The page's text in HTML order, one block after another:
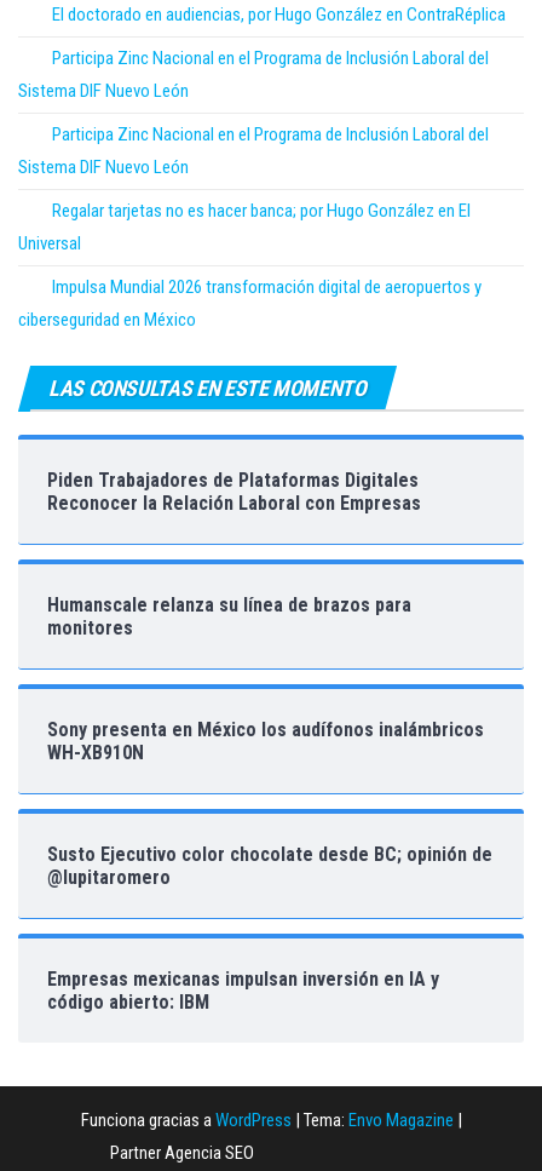
El doctorado en audiencias, por Hugo González en ContraRéplica
Participa Zinc Nacional en el Programa de Inclusión Laboral del
Sistema DIF Nuevo León
Participa Zinc Nacional en el Programa de Inclusión Laboral del
Sistema DIF Nuevo León
Regalar tarjetas no es hacer banca; por Hugo González en El
Universal
Impulsa Mundial 2026 transformación digital de aeropuertos y
ciberseguridad en México
LAS CONSULTAS EN ESTE MOMENTO
Piden Trabajadores de Plataformas Digitales
Reconocer la Relación Laboral con Empresas
Humanscale relanza su línea de brazos para
monitores
Sony presenta en México los audífonos inalámbricos
WH-XB910N
Susto Ejecutivo color chocolate desde BC; opinión de
@lupitaromero
Empresas mexicanas impulsan inversión en IA y
código abierto: IBM
Funciona gracias aWordPress Tema: Envo Magazine
Partner Agencia SEO